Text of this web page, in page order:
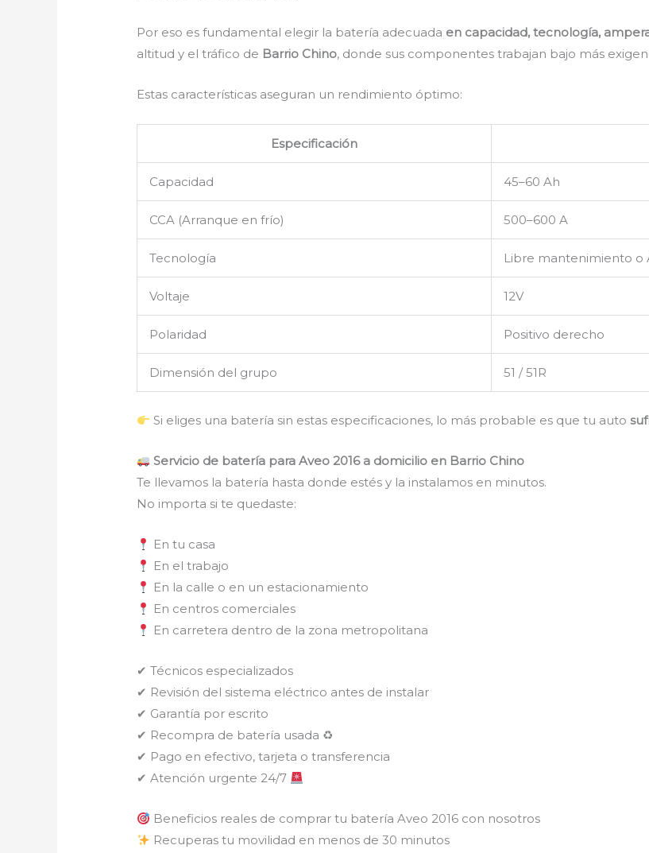
Por eso es fundamental elegir la batería adecuada en capacidad, tecnología,
altitud y el tráfico de Barrio Chino, donde sus componentes trabajan bajo más
Estas características aseguran un rendimiento óptimo:
Especificación
Capacidad 45–60 Ah
CCA (Arranque en frío) 500–600 A
Tecnología Libre mantenimiento o
Voltaje 12V
Polaridad Positivo derecho
Dimensión del grupo 51 / 51R
Si eliges una batería sin estas especificaciones, lo más probable es que tu auto
Servicio de batería para Aveo 2016 a domicilio en Barrio Chino
Te llevamos la batería hasta donde estés y la instalamos en minutos.
No importa si te quedaste:
En tu casa
En el trabajo
En la calle o en un estacionamiento
En centros comerciales
En carretera dentro de la zona metropolitana
✔ Técnicos especializados
✔ Revisión del sistema eléctrico antes de instalar
✔ Garantía por escrito
✔ Recompra de batería usada ♻
✔ Pago en efectivo, tarjeta o transferencia
✔ Atención urgente 24/7
Beneficios reales de comprar tu batería Aveo 2016 con nosotros
Recuperas tu movilidad en menos de 30 minutos